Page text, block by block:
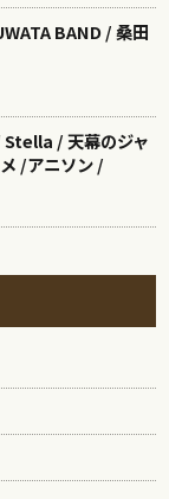
BAND / 桑田
Stella / 天幕のジャ
/アニソン /